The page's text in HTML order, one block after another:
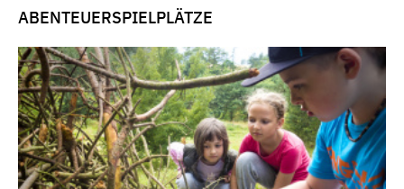
ABENTEUERSPIELPLÄTZE